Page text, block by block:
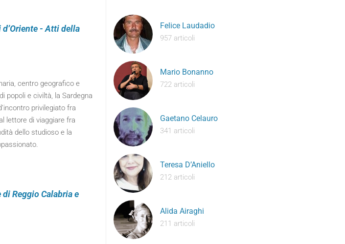
- Atti della
centro geografico e
popoli e civiltà, la Sardegna
privilegiato fra
lettore di viaggiare fra
dello studioso e la
Reggio Calabria e
Felice Laudadio
957 articoli
Mario Bonanno
722 articoli
Gaetano Celauro
341 articoli
Teresa D’Aniello
212 articoli
Alida Airaghi
211 articoli